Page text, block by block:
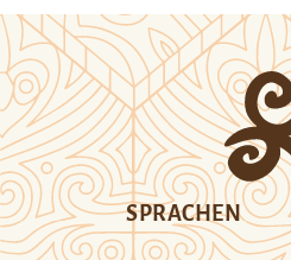
SPRACHEN